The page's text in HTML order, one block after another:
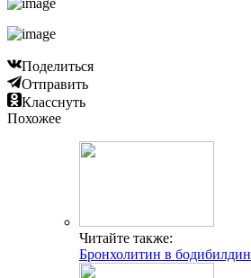
Поделиться
Отправить
Класснуть
Похожее
Читайте также:
Бронхолитин в